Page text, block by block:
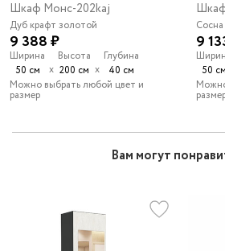
Шкаф Монс-202kaj
Дуб крафт золотой
9 388 ₽
Ширина
50 см
х
Высота
200 см х
Глубина
40 см
Можно выбрать любой цвет и
размер
9
50 см
Вам могут